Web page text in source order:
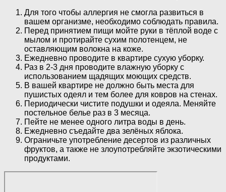
Для того чтобы аллергия не смогла развиться в
вашем организме, необходимо соблюдать правила.
Перед принятием пищи мойте руки в тёплой воде с
мылом и протирайте сухим полотенцем, не
оставляющим волокна на коже.
Ежедневно проводите в квартире сухую уборку.
Раз в 2-3 дня проводите влажную уборку с
использованием щадящих моющих средств.
В вашей квартире не должно быть места для
пушистых одеял и тем более для ковров на стенах.
Периодически чистите подушки и одеяла. Меняйте
постельное белье раз в 3 месяца.
Пейте не менее одного литра воды в день.
Ежедневно съедайте два зелёных яблока.
Ограничьте употребление десертов из различных
фруктов, а также не злоупотребляйте экзотическими
продуктами.